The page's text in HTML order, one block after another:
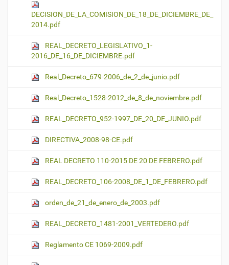
DECISION_DE_LA_COMISION_DE_18_DE_DICIEMBRE_DE_
2014.pdf
REAL_DECRETO_LEGISLATIVO_1-
2016_DE_16_DE_DICIEMBRE.pdf
Real_Decreto_679-2006_de_2_de_junio.pdf
Real_Decreto_1528-2012_de_8_de_noviembre.pdf
REAL_DECRETO_952-1997_DE_20_DE_JUNIO.pdf
DIRECTIVA_2008-98-CE.pdf
REAL DECRETO 110-2015 DE 20 DE FEBRERO.pdf
REAL_DECRETO_106-2008_DE_1_DE_FEBRERO.pdf
orden_de_21_de_enero_de_2003.pdf
REAL_DECRETO_1481-2001_VERTEDERO.pdf
Reglamento CE 1069-2009.pdf